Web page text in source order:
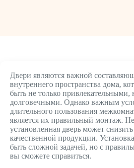
Двери являются важной
внутреннего пространства дома,
быть не только привлекательными,
долговечными. Однако важным
длительного пользования
является их правильный монтаж.
установленная дверь может
качественной продукции.
быть сложной задачей, но с
вы сможете справиться.